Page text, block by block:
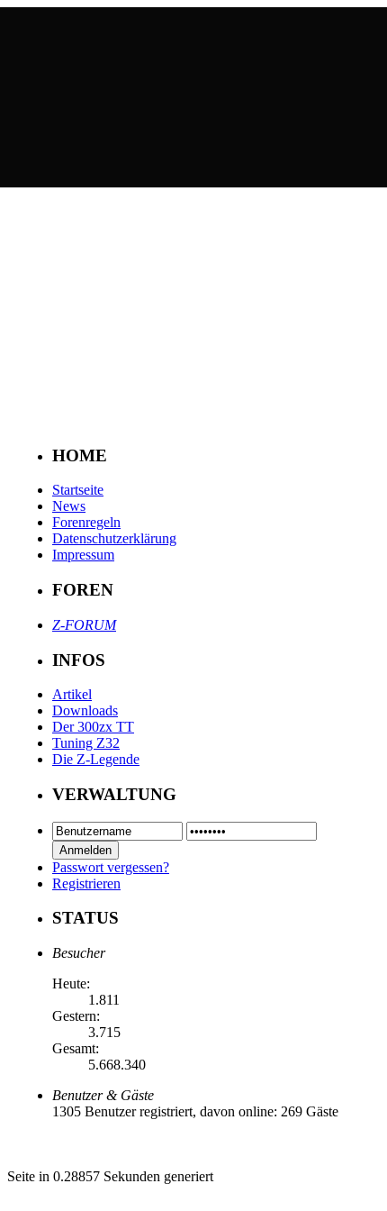
HOME
Startseite
News
Forenregeln
Datenschutzerklärung
Impressum
FOREN
Z-FORUM
INFOS
Artikel
Downloads
Der 300zx TT
Tuning Z32
Die Z-Legende
VERWALTUNG
Passwort vergessen?
Registrieren
STATUS
Besucher
Heute:
1.811
Gestern:
3.715
Gesamt:
5.668.340
Benutzer & Gäste
1305 Benutzer registriert, davon online: 269 Gäste
Seite in 0.28857 Sekunden generiert